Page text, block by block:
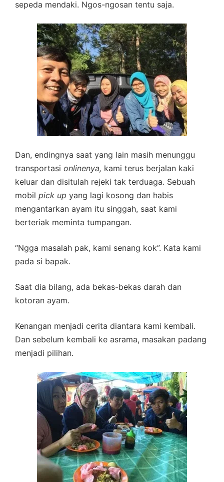
sepeda mendaki. Ngos-ngosan tentu saja.
Dan, endingnya saat yang lain masih menunggu
transportasi onlinenya, kami terus berjalan kaki
keluar dan disitulah rejeki tak terduaga. Sebuah
mobil pick up yang lagi kosong dan habis
mengantarkan ayam itu singgah, saat kami
berteriak meminta tumpangan.
“Ngga masalah pak, kami senang kok”. Kata kami
pada si bapak.
Saat dia bilang, ada bekas-bekas darah dan
kotoran ayam.
Kenangan menjadi cerita diantara kami kembali.
Dan sebelum kembali ke asrama, masakan padang
menjadi pilihan.